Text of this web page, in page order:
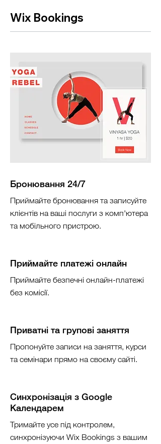
Wix Bookings
Приймайте бронювання та записуйте
клієнтів на ваші послуги з комп'ютера
та мобільного пристрою.
Бронювання 24/7
Приймайте безпечні онлайн-платежі
без комісії.
Приймайте платежі онлайн
Пропонуйте записи на заняття, курси
та семінари прямо на своєму сайті.
Приватні та групові заняття
Тримайте усе під контролем,
синхронізуючи Wix Bookings з вашим
Синхронізація з Google
Календарем